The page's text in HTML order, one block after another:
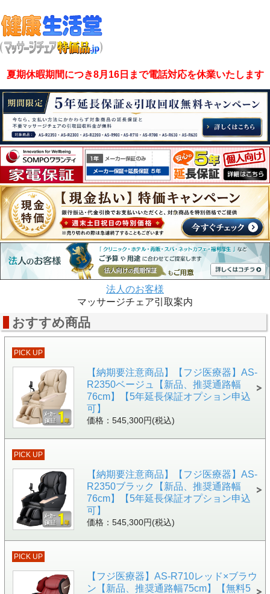
夏期休暇期間につき8月16日まで電話対応を休業いたします
法人のお客様
マッサージチェア引取案内
おすすめ商品
PICK UP
【納期要注意商品】【フジ医療器】AS-
R2350ベージュ【新品、推奨通路幅
76cm】【5年延長保証オプション申込
可】
価格：545,300円(税込)
PICK UP
【納期要注意商品】【フジ医療器】AS-
R2350ブラック【新品、推奨通路幅
76cm】【5年延長保証オプション申込
可】
価格：545,300円(税込)
PICK UP
【フジ医療器】AS-R710レッド×ブラウ
ン【新品、推奨通路幅75cm】【無料5